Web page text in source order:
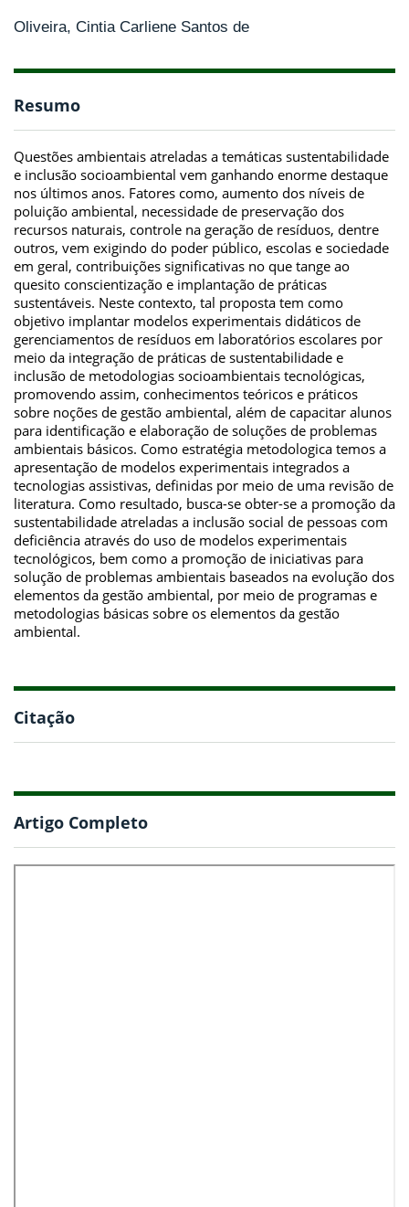
Oliveira, Cintia Carliene Santos de
Resumo
Questões ambientais atreladas a temáticas sustentabilidade
e inclusão socioambiental vem ganhando enorme destaque
nos últimos anos. Fatores como, aumento dos níveis de
poluição ambiental, necessidade de preservação dos
recursos naturais, controle na geração de resíduos, dentre
outros, vem exigindo do poder público, escolas e sociedade
em geral, contribuições significativas no que tange ao
quesito conscientização e implantação de práticas
sustentáveis. Neste contexto, tal proposta tem como
objetivo implantar modelos experimentais didáticos de
gerenciamentos de resíduos em laboratórios escolares por
meio da integração de práticas de sustentabilidade e
inclusão de metodologias socioambientais tecnológicas,
promovendo assim, conhecimentos teóricos e práticos
sobre noções de gestão ambiental, além de capacitar alunos
para identificação e elaboração de soluções de problemas
ambientais básicos. Como estratégia metodologica temos a
apresentação de modelos experimentais integrados a
tecnologias assistivas, definidas por meio de uma revisão de
literatura. Como resultado, busca-se obter-se a promoção da
sustentabilidade atreladas a inclusão social de pessoas com
deficiência através do uso de modelos experimentais
tecnológicos, bem como a promoção de iniciativas para
solução de problemas ambientais baseados na evolução dos
elementos da gestão ambiental, por meio de programas e
metodologias básicas sobre os elementos da gestão
ambiental.
Citação
Artigo Completo